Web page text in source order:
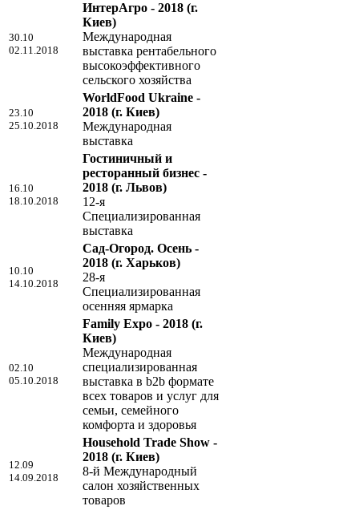
30.10
02.11.2018
ИнтерАгро - 2018 (г.
Киев)
Международная
выставка рентабельного
высокоэффективного
сельского хозяйства
23.10
25.10.2018
WorldFood Ukraine -
2018 (г. Киев)
Международная
выставка
16.10
18.10.2018
Гостиничный и
ресторанный бизнес -
2018 (г. Львов)
12-я
Специализированная
выставка
10.10
14.10.2018
Сад-Огород. Осень -
2018 (г. Харьков)
28-я
Специализированная
осенняя ярмарка
02.10
05.10.2018
Family Expo - 2018 (г.
Киев)
Международная
специализированная
выставка в b2b формате
всех товаров и услуг для
семьи, семейного
комфорта и здоровья
12.09
14.09.2018
Household Trade Show -
2018 (г. Киев)
8-й Международный
салон хозяйственных
товаров